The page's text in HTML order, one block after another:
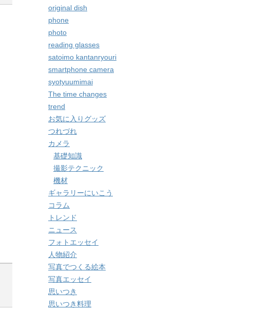
original dish
phone
photo
reading glasses
satoimo kantanryouri
smartphone camera
syotyuumimai
The time changes
trend
お気に入りグッズ
つれづれ
カメラ
基礎知識
撮影テクニック
機材
ギャラリーにいこう
コラム
トレンド
ニュース
フォトエッセイ
人物紹介
写真でつくる絵本
写真エッセイ
思いつき
思いつき料理